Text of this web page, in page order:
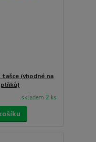
tašce (vhodné na
skladem 2 ks